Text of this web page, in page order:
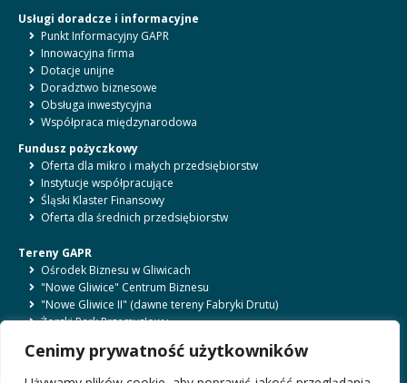
Cenimy prywatność użytkowników
Usługi doradcze i informacyjne
Punkt Informacyjny GAPR
Innowacyjna firma
Dotacje unijne
Doradztwo biznesowe
Obsługa inwestycyjna
Współpraca międzynarodowa
Fundusz pożyczkowy
Oferta dla mikro i małych przedsiębiorstw
Instytucje współpracujące
Śląski Klaster Finansowy
Oferta dla średnich przedsiębiorstw
Tereny GAPR
Ośrodek Biznesu w Gliwicach
"Nowe Gliwice" Centrum Biznesu
"Nowe Gliwice II" (dawne tereny Fabryki Drutu)
Żorski Park Przemysłowy
Ośrodek Biznesu w Rybniku